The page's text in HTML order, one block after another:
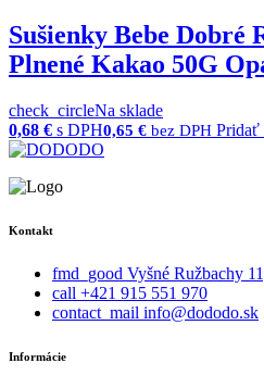
Sušienky Bebe Dobré
Plnené Kakao 50G
check_circleNa sklade
0,68 € s DPH0,65 € bez DPH Pridať
Kontakt
fmd_good Vyšné Ružbachy
call +421 915 551 970
contact_mail info@dododo.sk
Informácie